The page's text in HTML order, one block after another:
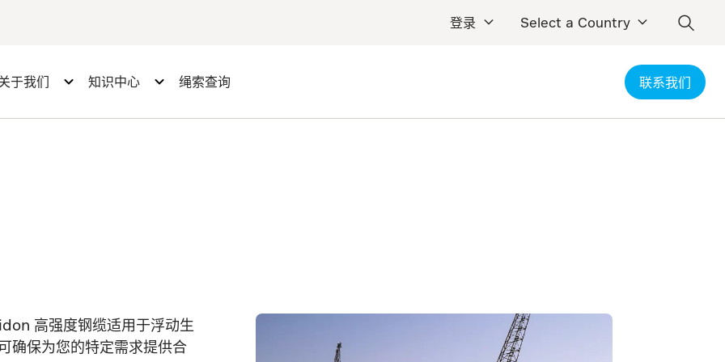
登录 Select a Country
于我们 知识中心 绳索查询 联系我们
高强度钢缆适用于浮动生
确保为您的特定需求提供合